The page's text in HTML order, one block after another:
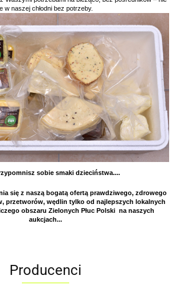
w naszej chłodni bez potrzeby.
sobie smaki dzieciństwa....
się z naszą bogatą ofertą prawdziwego, zdrowego
przetworów, wędlin tylko od najlepszych lokalnych
obszaru Zielonych Płuc Polski na naszych
aukcjach...
Producenci